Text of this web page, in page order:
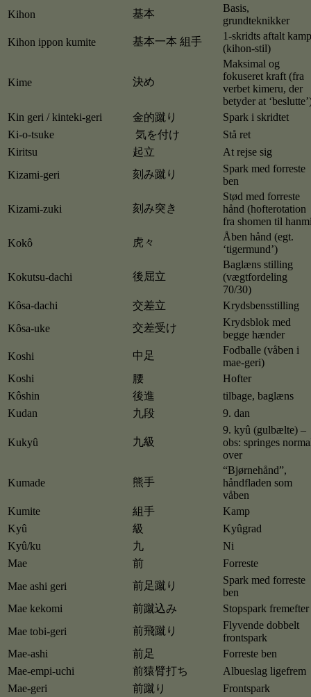
Kihon
基本
Basis,
grundteknikker
Kihon ippon kumite
基本一本 組手
1-skridts aftalt kamp
(kihon-stil)
Kime 決め
Maksimal og
fokuseret kraft (fra
verbet kimeru, der
betyder at
Kin geri / kinteki-geri
金的蹴り
Spark i skridtet
Ki-o-tsuke
気を付け
Stå ret
Kiritsu
起立
At rejse sig
Kizami-geri
刻み蹴り
Spark med forreste
ben
Kizami-zuki 刻み突き
Stød med forreste
hånd (hofterotation
fra shomen til
Kokô
虎々
Åben hånd (egt.
‘tigermund’)
Kokutsu-dachi 後屈立
Baglæns stilling
(vægtfordeling
70/30)
Kôsa-dachi
交差立
Krydsbensstilling
Kôsa-uke
交差受け
Krydsblok med
begge hænder
Koshi
中足
Fodballe (våben i
mae-geri)
Koshi
腰
Hofter
Kôshin
後進
tilbage, baglæns
Kudan
九段 9. dan
Kukyû 九級
9. kyû (gulbælte) –
obs: springes
over
Kumade 熊手
“Bjørnehånd”,
håndfladen som
våben
Kumite
組手
Kamp
Kyû
級
Kyûgrad
Kyû/ku
九
Ni
Mae
前
Forreste
Mae ashi geri
前足蹴り
Spark med forreste
ben
Mae kekomi
前蹴込み
Stopspark fremefter
Mae tobi-geri
前飛蹴り
Flyvende dobbelt
frontspark
Mae-ashi
前足
Forreste ben
Mae-empi-uchi
前猿臂打ち
Albueslag ligefrem
Mae-geri
前蹴り
Frontspark